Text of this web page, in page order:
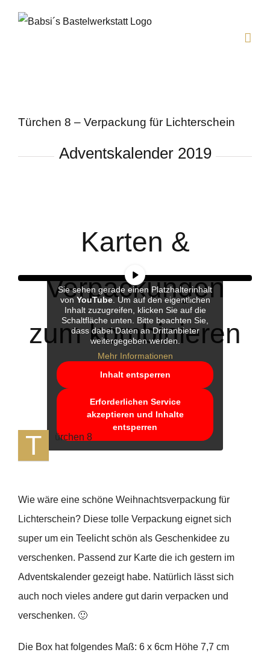
Türchen 8 – Verpackung für Lichterschein
Adventskalender 2019
Karten &
Verpackungen
zum kombinieren
Sie sehen gerade einen Platzhalterinhalt
von YouTube. Um auf den eigentlichen
Inhalt zuzugreifen, klicken Sie auf die
Schaltfläche unten. Bitte beachten Sie,
dass dabei Daten an Drittanbieter
weitergegeben werden.
Mehr Informationen
Inhalt entsperren
Erforderlichen Service
akzeptieren und Inhalte
entsperren
T ürchen 8
Wie wäre eine schöne Weihnachtsverpackung für
Lichterschein? Diese tolle Verpackung eignet sich
super um ein Teelicht schön als Geschenkidee zu
verschenken. Passend zur Karte die ich gestern im
Adventskalender gezeigt habe. Natürlich lässt sich
auch noch vieles andere gut darin verpacken und
verschenken. 🙂
Die Box hat folgendes Maß: 6 x 6cm Höhe 7,7 cm